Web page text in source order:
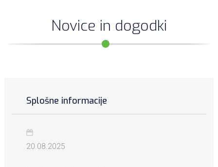
Novice in dogodki
Splošne informacije
20.08.2025